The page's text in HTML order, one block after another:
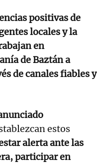
positivas de
locales y la
en
de Baztán a
de canales fiables y
estos
alerta ante las
participar en